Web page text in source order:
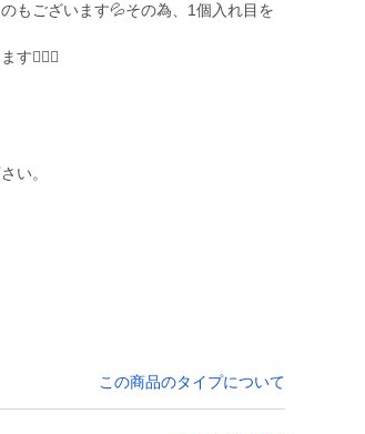
もございます💦その為、1個入れ目を
す🙇🏻‍♂️
い。
この商品のタイプについて